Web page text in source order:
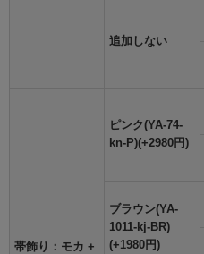
追加しない
帯飾り：モカ +
ピンク(YA-74-
kn-P)(+2980円)
ブラウン(YA-
1011-kj-BR)
(+1980円)